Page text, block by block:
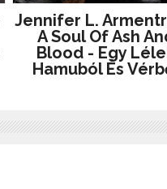
Jennifer L.
A Soul Of Ash
Blood - Egy
Hamuból És